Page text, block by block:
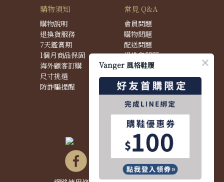
購物須知
購物說明
退換貨服務
7天鑑賞期
1個月商品保固
海外顧客訂購
尺寸挑選
防詐騙提醒
常見 Q&A
會員問題
購物問題
配送問題
退換貨問題
商品問題
Vanger 風格鞋履